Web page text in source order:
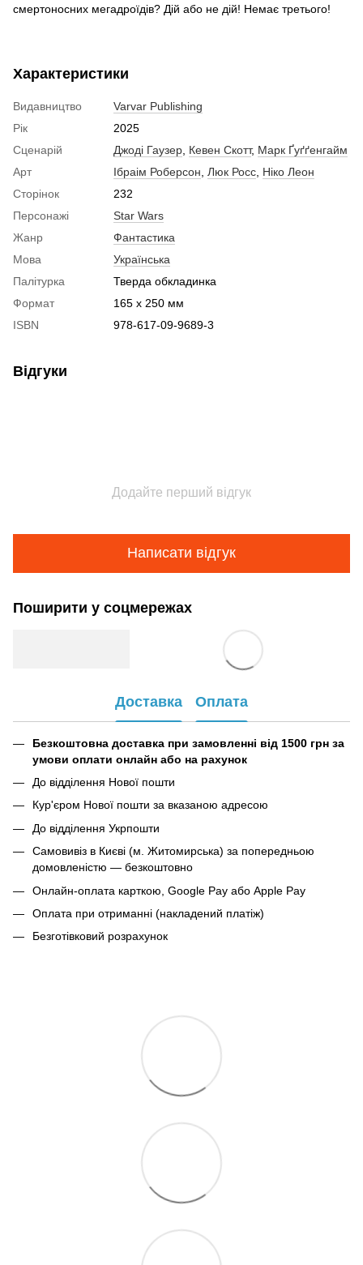
смертоносних мегадроїдів? Дій або не дій! Немає третього!
Характеристики
Видавництво
Varvar Publishing
Рік
2025
Сценарій
Джоді Гаузер Кевен Скотт, Марк Ґуґґенгайм
Арт
Ібраім Роберсон Люк Росс Ніко Леон
Сторінок
232
Персонажі
Star Wars
Жанр
Фантастика
Мова
Українська
Палітурка
Тверда обкладинка
Формат
165 x 250 мм
ISBN
978-617-09-9689-3
Відгуки
Додайте перший відгук
Написати відгук
Поширити у соцмережах
Доставка Оплата
Безкоштовна доставка при замовленні від 1500 грн за
умови оплати онлайн або на рахунок
До відділення Нової пошти
Кур'єром Нової пошти за вказаною адресою
До відділення Укрпошти
Самовивіз в Києві (м. Житомирська) за попередньою
домовленістю — безкоштовно
Онлайн-оплата карткою, Google Pay або Apple Pay
Оплата при отриманні (накладений платіж)
Безготівковий розрахунок